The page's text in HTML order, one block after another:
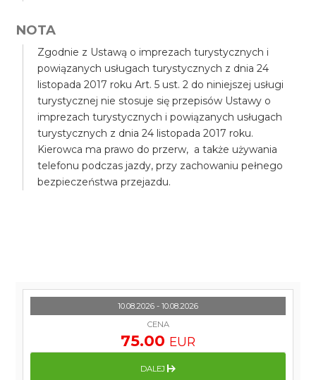
NOTA
Zgodnie z Ustawą o imprezach turystycznych i
powiązanych usługach turystycznych z dnia 24
listopada 2017 roku Art. 5 ust. 2 do niniejszej usługi
turystycznej nie stosuje się przepisów Ustawy o
imprezach turystycznych i powiązanych usługach
turystycznych z dnia 24 listopada 2017 roku.
Kierowca ma prawo do przerw, a także używania
telefonu podczas jazdy, przy zachowaniu pełnego
bezpieczeństwa przejazdu.
10.08.2026 - 10.08.2026
CENA
75.00 EUR
DALEJ